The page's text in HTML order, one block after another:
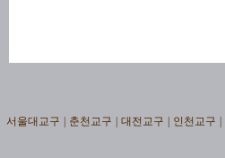
서울대교구 춘천교구 대전교구 인천교구